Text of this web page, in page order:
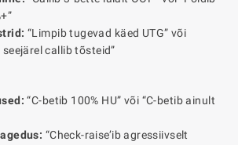
“Limpib tugevad käed UTG” või
seejärel callib tõsteid”
“C-betib 100% HU” või “C-betib ainult
“Check-raise’ib agressiivselt